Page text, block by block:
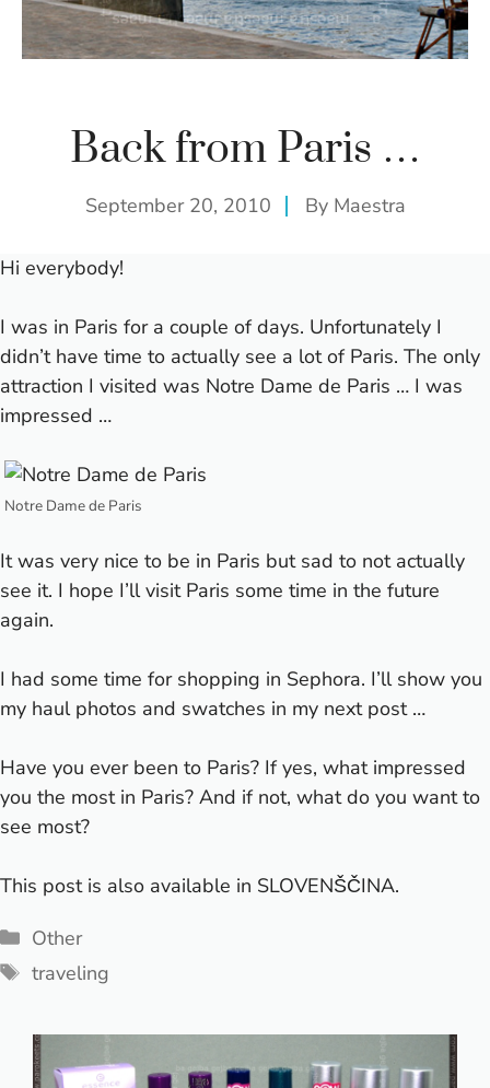
Back from Paris …
September 20, 2010 By Maestra
Hi everybody!
I was in Paris for a couple of days. Unfortunately I
didn’t have time to actually see a lot of Paris. The only
attraction I visited was Notre Dame de Paris … I was
impressed …
Notre Dame de Paris
It was very nice to be in Paris but sad to not actually
see it. I hope I’ll visit Paris some time in the future
again.
I had some time for shopping in Sephora. I’ll show you
my haul photos and swatches in my next post …
Have you ever been to Paris? If yes, what impressed
you the most in Paris? And if not, what do you want to
see most?
This post is also available in SLOVENŠČINA.
Categories
Other
Tags
traveling